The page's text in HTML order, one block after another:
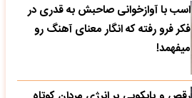
اسب با آوازخوانی صاحبش به قدری در
فکر فرو رفته که انگار معنای آهنگ رو
میفهمد!